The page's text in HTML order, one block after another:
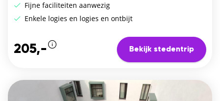
Fijne faciliteiten aanwezig
Enkele logies en logies en ontbijt
205,- Bekijk stedentrip